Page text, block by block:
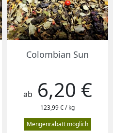
Colombian Sun
Preis
ab 6,20 €
123,99 € / kg
Mengenrabatt möglich